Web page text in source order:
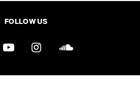
FOLLOW US